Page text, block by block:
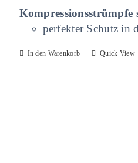
Kompressionsstrümpfe
perfekter Schutz in
In den Warenkorb Quick View